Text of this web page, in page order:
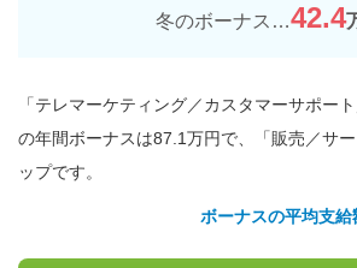
冬のボーナス…42.4
「テレマーケティング／カスタマーサポー
の年間ボーナスは87.1万円で、「販売／サ
ップです。
ボーナスの平均支